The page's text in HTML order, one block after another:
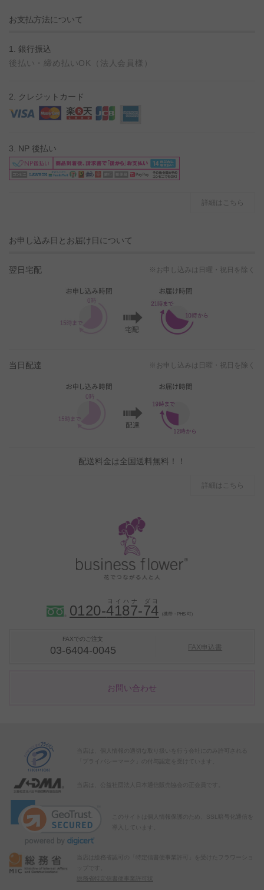
お支払方法について
1. 銀行振込
後払い・締め払いOK（法人会員様）
2. クレジットカード
3. NP 後払い
詳細はこちら
お申し込み日とお届け日について
翌日宅配 ※お申し込みは日曜・祝日を除く
当日配達 ※お申し込みは日曜・祝日を除く
配送料金は全国送料無料！！
詳細はこちら
0120-4187-74 （携帯・PHS 可）
FAXでのご注文
03-6404-0045 FAX申込書
お問い合わせ
当店は、個人情報の適切な取り扱いを行う会社にのみ許可される
「プライバシーマーク」の付与認定を受けています。
当店は、公益社団法人日本通信販売協会の正会員です。
このサイトは個人情報保護のため、SSL暗号化通信を
導入しています。
当店は総務省認可の「特定信書便事業許可」を受けたフラワーショ
総務省特定信書便事業許可状